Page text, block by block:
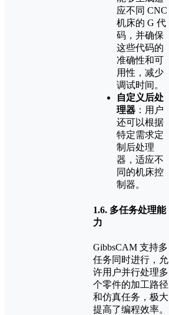
应不同 CNC
机床的 G 代
码，并确保
这些代码的
准确性和可
用性，减少
调试时间。
自定义后处
理器 ：用户
还可以根据
特定需求定
制后处理
器，适应不
同的机床控
制器。
1.6. 多任务处理能
力
GibbsCAM 支持多
任务同时进行，允
许用户并行处理多
个零件的加工路径
和仿真任务，极大
提高了编程效率。